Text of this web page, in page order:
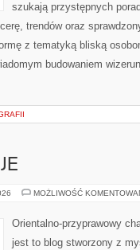
szukają przystępnych
trendów oraz
z tematyką bliską
budowaniem
MOŻLIWOŚĆ
Orientalno-przyprawowy
jest to blog stworzony z